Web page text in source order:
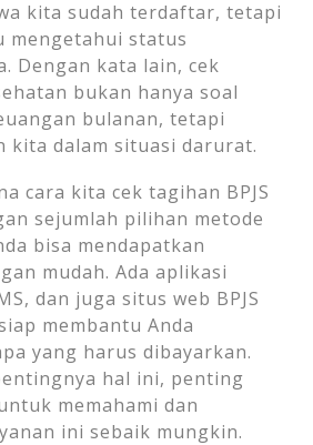
kita sudah terdaftar, tetapi
mengetahui status
Dengan kata lain, cek
bukan hanya soal
bulanan, tetapi
kita dalam situasi darurat.
cara kita cek tagihan BPJS
sejumlah pilihan metode
bisa mendapatkan
mudah. Ada aplikasi
dan juga situs web BPJS
membantu Anda
yang harus dibayarkan.
hal ini, penting
memahami dan
ini sebaik mungkin.